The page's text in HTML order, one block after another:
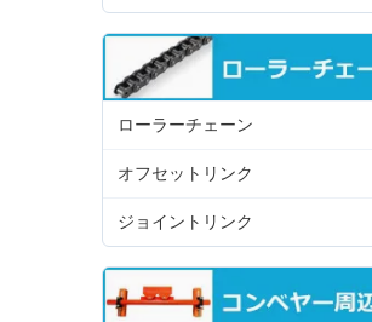
ローラーチェーン
オフセットリンク
ジョイントリンク